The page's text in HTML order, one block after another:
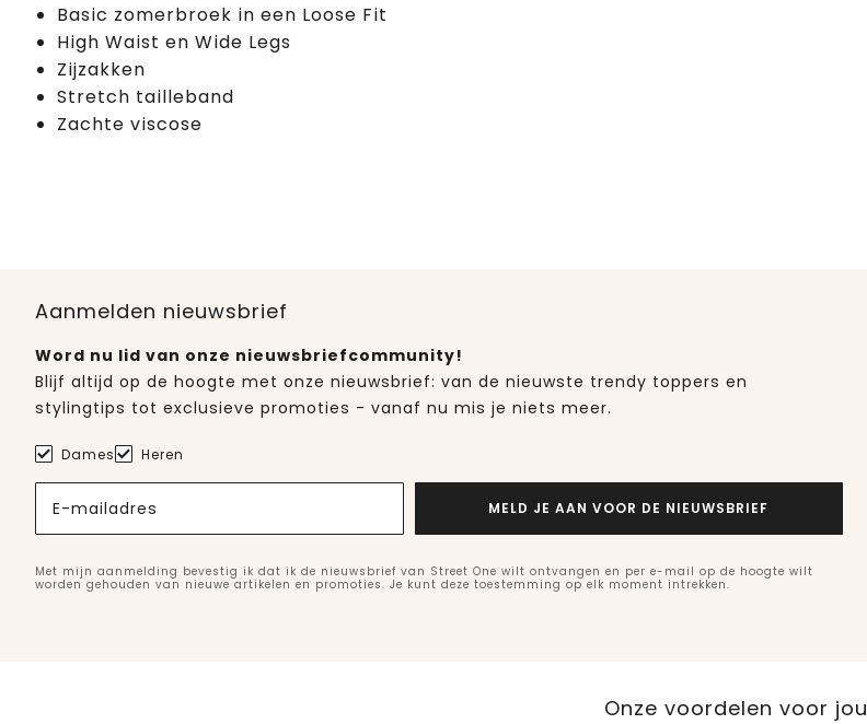
Basic zomerbroek in een Loose Fit
High Waist en Wide Legs
Zijzakken
Stretch tailleband
Zachte viscose
Aanmelden nieuwsbrief
Word nu lid van onze nieuwsbriefcommunity!
Blijf altijd op de hoogte met onze nieuwsbrief: van de nieuwste trendy toppers en
stylingtips tot exclusieve promoties - vanaf nu mis je niets meer.
Dames Heren
E-mailadres MELD JE AAN VOOR DE NIEUWSBRIEF
Met mijn aanmelding bevestig ik dat ik de nieuwsbrief van Street One wilt ontvangen en per e-mail op de hoogte wilt
worden gehouden van nieuwe artikelen en promoties. Je kunt deze toestemming op elk moment intrekken.
Onze voordelen voor jou